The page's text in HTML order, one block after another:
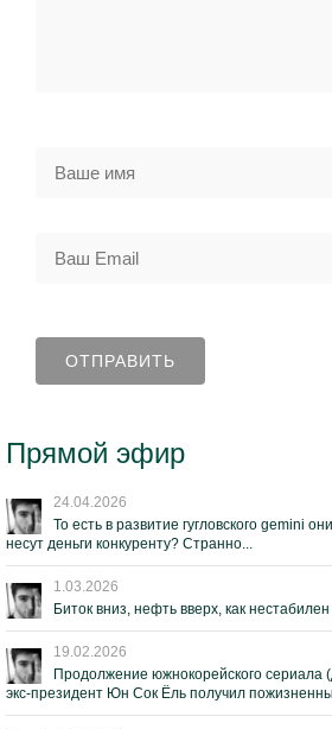
Прямой эфир
24.04.2026
То есть в развитие гугловского gemini
несут деньги конкуренту? Странно...
1.03.2026
Биток вниз, нефть вверх, как
19.02.2026
Продолжение южнокорейского
экс-президент Юн Сок Ёль получил